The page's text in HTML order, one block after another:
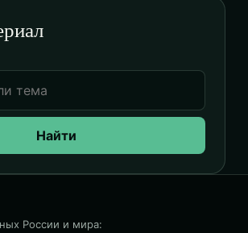
Найти
России и мира: